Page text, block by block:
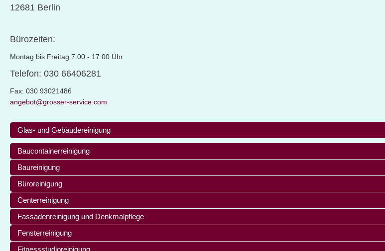
12681 Berlin
Bürozeiten:
Montag bis Freitag 7.00 - 17.00 Uhr
Telefon: 030 66406281
Fax: 030 93021486
angebot@grosser-service.com
Glas- und Gebäudereinigung
Baucontainerreinigung
Baureinigung
Büroreinigung
Centerreinigung
Fassadenreinigung und Denkmalpflege
Fensterreinigung